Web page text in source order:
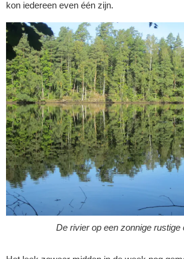
kon iedereen even één zijn.
De rivier op een zonnige rustige